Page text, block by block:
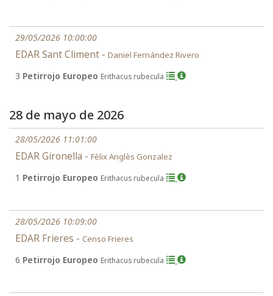
29/05/2026 10:00:00
EDAR Sant Climent - Daniel Fernández Rivero
3 Petirrojo Europeo Erithacus rubecula
28 de mayo de 2026
28/05/2026 11:01:00
EDAR Gironella - Fèlix Anglès Gonzalez
1 Petirrojo Europeo Erithacus rubecula
28/05/2026 10:09:00
EDAR Frieres - Censo Frieres
6 Petirrojo Europeo Erithacus rubecula